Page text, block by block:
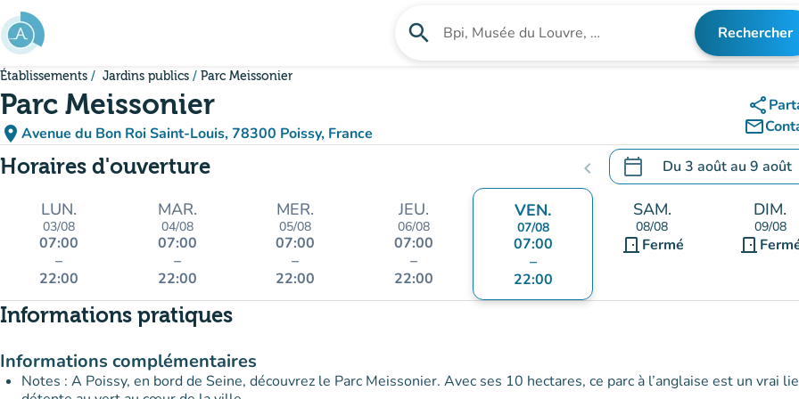
Aller au contenu principal
search Rechercher un établissement Rechercher
Établissements Jardins publics Parc Meissonier
Parc Meissonier
place Avenue du Bon Roi Saint-Louis, 78300 Poissy, France
(ouvrir dans Google Maps)
(nouvel onglet)
share
mail_outline
Horaires d'ouverture chevron_left calendar_today Du 3 aoûtau 9 août
.Ouvrir le calendrier pour
LUN.
03/08
07:00
–
22:00
MAR.
04/08
07:00
–
22:00
MER.
05/08
07:00
–
22:00
JEU.
06/08
07:00
–
22:00
VEN.
07/08
07:00
–
22:00
SAM.
08/08
door_front Fermé
DIM.
09/08
door_front
Informations pratiques
Informations complémentaires
Notes : A Poissy, en bord de Seine, découvrez le Parc Meissonier. Avec ses 10 hectares, ce parc à l’anglaise est un vrai